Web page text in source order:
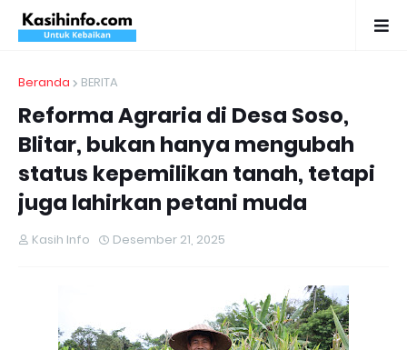
Beranda BERITA
Reforma Agraria di Desa Soso,
Blitar, bukan hanya mengubah
status kepemilikan tanah, tetapi
juga lahirkan petani muda
Kasih Info Desember 21, 2025